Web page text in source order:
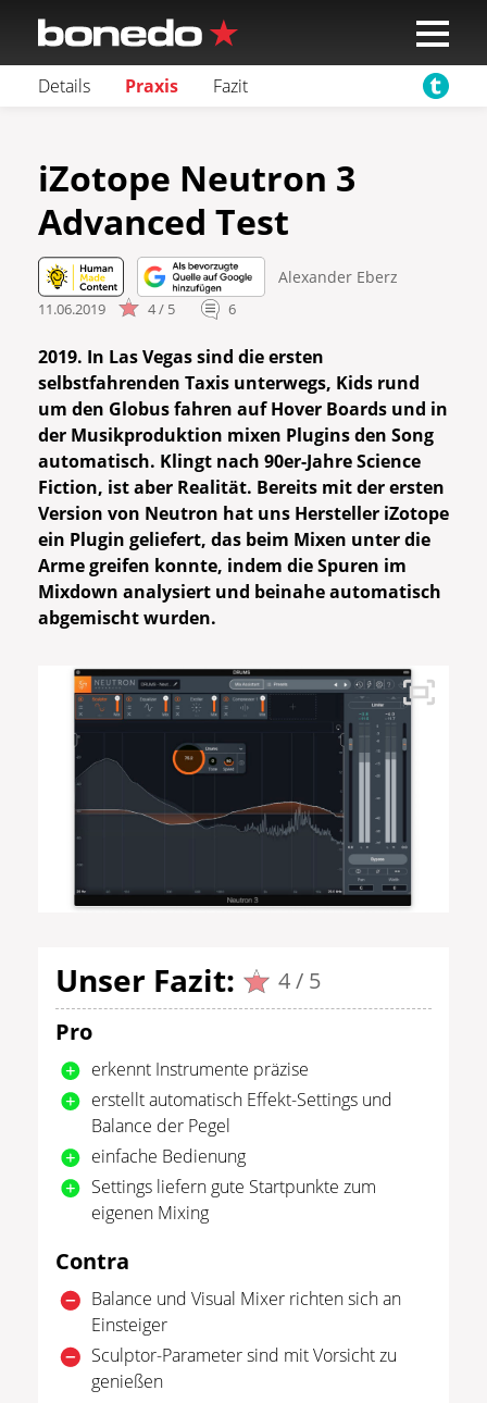
Details Praxis Fazit
iZotope Neutron 3
Advanced Test
Alexander Eberz
11.06.2019 4 / 5 6
2019. In Las Vegas sind die ersten
selbstfahrenden Taxis unterwegs, Kids rund
um den Globus fahren auf Hover Boards und in
der Musikproduktion mixen Plugins den Song
automatisch. Klingt nach 90er-Jahre Science
Fiction, ist aber Realität. Bereits mit der ersten
Version von Neutron hat uns Hersteller iZotope
ein Plugin geliefert, das beim Mixen unter die
Arme greifen konnte, indem die Spuren im
Mixdown analysiert und beinahe automatisch
abgemischt wurden.
Unser Fazit:
4 / 5
Pro
erkennt Instrumente präzise
erstellt automatisch Effekt-Settings und
Balance der Pegel
einfache Bedienung
Settings liefern gute Startpunkte zum
eigenen Mixing
Contra
Balance und Visual Mixer richten sich an
Einsteiger
Sculptor-Parameter sind mit Vorsicht zu
genießen